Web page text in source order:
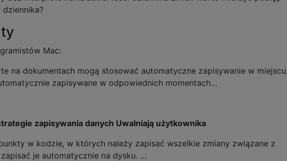
dziennika?
Mac:
na dokumentach mogą stosować automatyczne zapisywanie w
zapisywane w odpowiednich momentach…
zapisywania danych Uwalniają użytkownika
w kodzie, w których należy zapisać wszelkie zmiany związane z
je automatycznie na dysku. …